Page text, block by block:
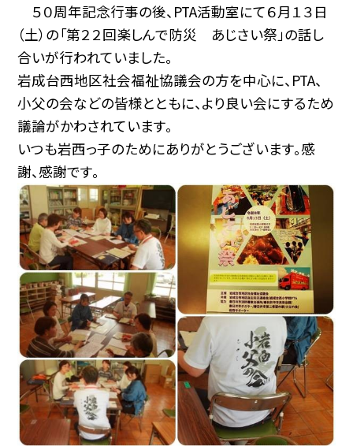
５０周年記念行事の後、PTA活動室にて６月１３日
（土）の「第２２回楽しんで防災 あじさい祭」の話し
合いが行われていました。
岩成台西地区社会福祉協議会の方を中心に、PTA、
小父の会などの皆様とともに、より良い会にするため
議論がかわされています。
いつも岩西っ子のためにありがとうございます。感
謝、感謝です。